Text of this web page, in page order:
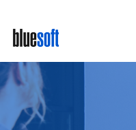
main
content